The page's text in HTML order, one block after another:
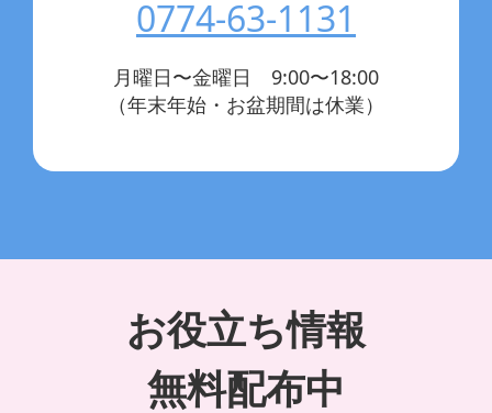
0774-63-1131
月曜日〜金曜日 9:00〜18:00
（年末年始・お盆期間は休業）
お役立ち情報
無料配布中